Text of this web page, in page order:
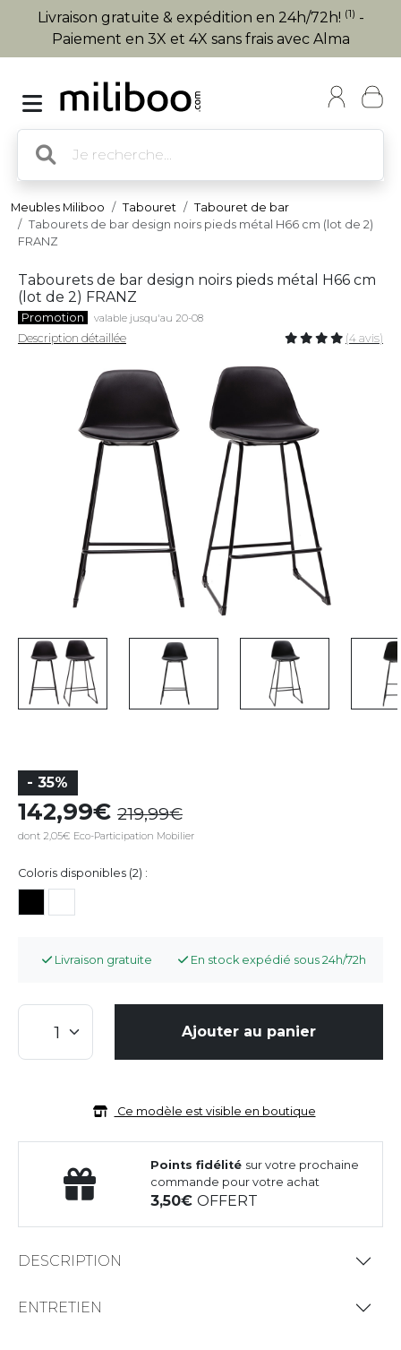
Livraison gratuite & expédition en 24h/72h! (1) -
Paiement en 3X et 4X sans frais avec Alma
Meubles Miliboo Tabouret
Tabouret de bar
Tabourets de bar design noirs pieds métal H66 cm (lot de 2)
FRANZ
Tabourets de bar design noirs pieds métal H66 cm
(lot de 2) FRANZ
Promotion valable jusqu'au 20-08
Description détaillée (4 avis)
- 35%
142,99 219,99
dont 2,05€ Eco-Participation Mobilier
Coloris disponibles (2) :
Livraison gratuite En stock expédié sous 24h/72h
Ajouter au panier
Ce modèle est visible en boutique
Points fidélité sur votre prochaine
commande pour votre achat
3,50OFFERT
DESCRIPTION
ENTRETIEN